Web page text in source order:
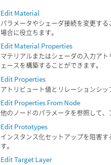
Edit Material
パラメータやシェーダ接続を変更す
場合に役立ちます。
Edit Material Properties
マテリアルまたはシェーダの入力ア
ェースを構築することができます。
Edit Properties
アトリビュート値とリレーションシッ
Edit Properties From Node
他のノードのパラメータを参照して
Edit Prototypes
インスタンス化セットアップを阻害
す。
Edit Target Layer